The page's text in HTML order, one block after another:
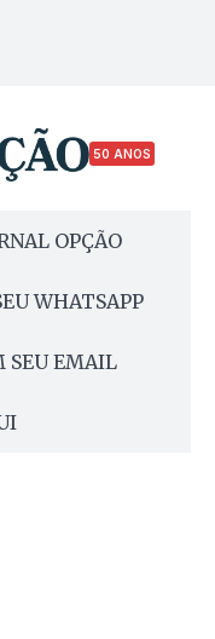
50 ANOS
OPÇÃO
WHATSAPP
SEU EMAIL